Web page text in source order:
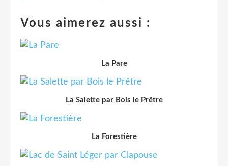
Vous aimerez aussi :
La Pare
La Salette par Bois le Prêtre
La Forestière